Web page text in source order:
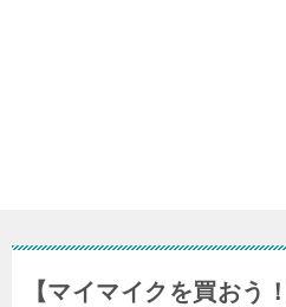
【マイマイクを買おう